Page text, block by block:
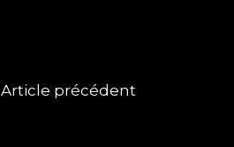
Article précédent